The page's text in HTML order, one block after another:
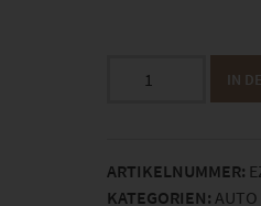
Herrenberg
Menge
IN
ARTIKELNUMMER:
KATEGORIEN: AUTO